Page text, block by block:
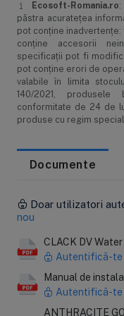
espressor, etc)
Fara piele uscata
Date tehnice pe
Aceasta statie contine
tanc de 12"x35"
Ecosoft Anthracite
cu1-3 baisi in care
filtrare nominal este de
Ecosoft-Romania.ro
păstra acurateţea
pot conţine
conţine accesorii
specificaţii pot fi
pot conţine erori de
valabile în limita
140/2021,
conformitate de 24 de
produse cu regim
Documente
Doar utilizatori
nou
CLACK DV
Autentifică-te
Manual de
Autentifică-te
ANTHRACITE